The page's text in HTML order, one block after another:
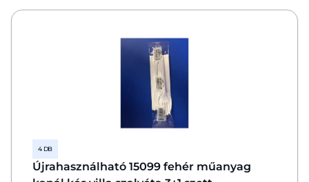
4 DB
Újrahasználható 15099 fehér műanyag